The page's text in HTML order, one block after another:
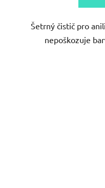
Šetrný čistič pro
nepoškozuje